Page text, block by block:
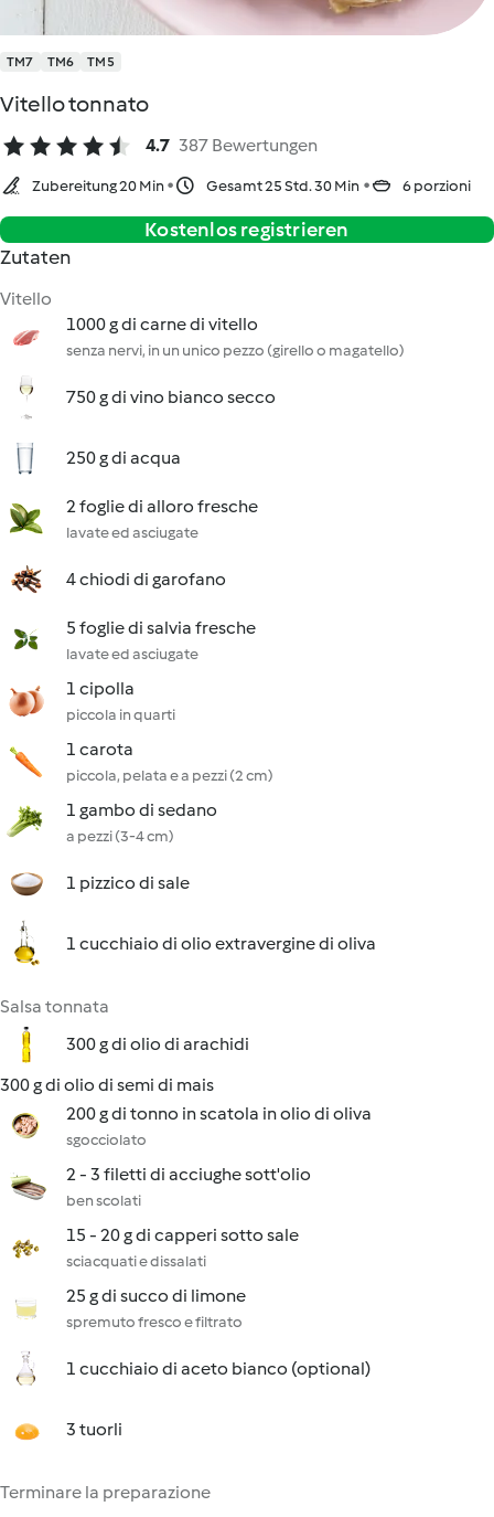
TM7 TM6 TM5
Vitello tonnato
4.7 387 Bewertungen
Zubereitung 20 Min Gesamt 25 Std. 30 Min 6 porzioni
Kostenlos registrieren
Zutaten
Vitello
1000 g di carne di vitello
senza nervi, in un unico pezzo (girello o magatello)
750 g di vino bianco secco
250 g di acqua
2 foglie di alloro fresche
lavate ed asciugate
4 chiodi di garofano
5 foglie di salvia fresche
lavate ed asciugate
1 cipolla
piccola in quarti
1 carota
piccola, pelata e a pezzi (2 cm)
1 gambo di sedano
a pezzi (3-4 cm)
1 pizzico di sale
1 cucchiaio di olio extravergine di oliva
Salsa tonnata
300 g di olio di arachidi
300 g di olio di semi di mais
200 g di tonno in scatola in olio di oliva
sgocciolato
2 - 3 filetti di acciughe sott'olio
ben scolati
15 - 20 g di capperi sotto sale
sciacquati e dissalati
25 g di succo di limone
spremuto fresco e filtrato
1 cucchiaio di aceto bianco (optional)
3 tuorli
Terminare la preparazione